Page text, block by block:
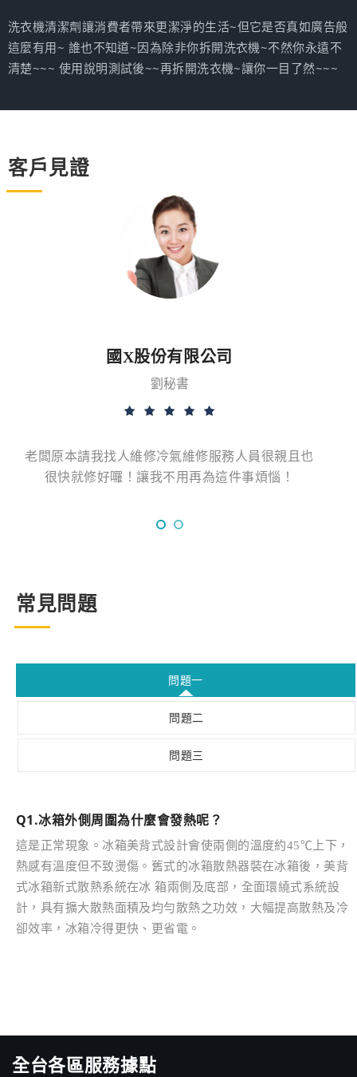
洗衣機清潔劑讓消費者帶來更潔淨的生活~但它是否真如廣告般
這麼有用~ 誰也不知道~因為除非你拆開洗衣機~不然你永遠不
清楚~~~ 使用說明測試後~~再拆開洗衣機~讓你一目了然~~~
客戶見證
國X股份有限公司
劉秘書
老闆原本請我找人維修冷氣維修服務人員很親且也
很快就修好囉！讓我不用再為這件事煩惱！
常見問題
問題一
問題二
問題三
Q1.冰箱外側周圍為什麼會發熱呢？
這是正常現象。冰箱美背式設計會使兩側的溫度約45℃上下，
熱感有溫度但不致燙傷。舊式的冰箱散熱器裝在冰箱後，美背
式冰箱新式散熱系統在冰 箱兩側及底部，全面環繞式系統設
計，具有擴大散熱面積及均勻散熱之功效，大幅提高散熱及冷
卻效率，冰箱冷得更快、更省電。
全台各區服務據點